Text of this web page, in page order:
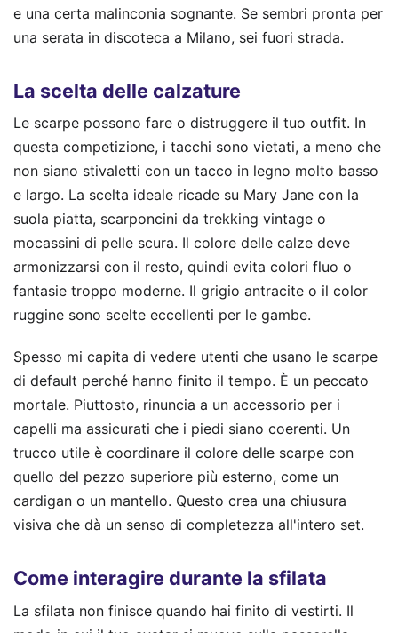
e una certa malinconia sognante. Se sembri pronta per
una serata in discoteca a Milano, sei fuori strada.
La scelta delle calzature
Le scarpe possono fare o distruggere il tuo outfit. In
questa competizione, i tacchi sono vietati, a meno che
non siano stivaletti con un tacco in legno molto basso
e largo. La scelta ideale ricade su Mary Jane con la
suola piatta, scarponcini da trekking vintage o
mocassini di pelle scura. Il colore delle calze deve
armonizzarsi con il resto, quindi evita colori fluo o
fantasie troppo moderne. Il grigio antracite o il color
ruggine sono scelte eccellenti per le gambe.
Spesso mi capita di vedere utenti che usano le scarpe
di default perché hanno finito il tempo. È un peccato
mortale. Piuttosto, rinuncia a un accessorio per i
capelli ma assicurati che i piedi siano coerenti. Un
trucco utile è coordinare il colore delle scarpe con
quello del pezzo superiore più esterno, come un
cardigan o un mantello. Questo crea una chiusura
visiva che dà un senso di completezza all'intero set.
Come interagire durante la sfilata
La sfilata non finisce quando hai finito di vestirti. Il